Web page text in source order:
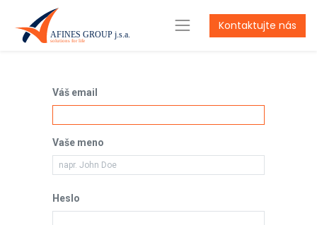
Kontaktujte nás
Váš email
Vaše meno
Heslo